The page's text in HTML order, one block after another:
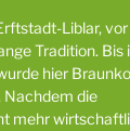
Liblar,
Tradition. Bis
hier
Nachdem die
mehr